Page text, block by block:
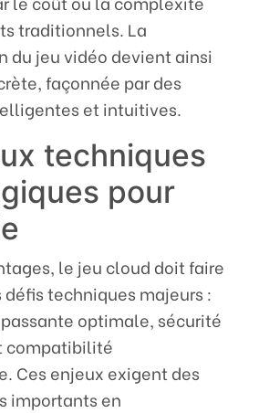
traditionnels. La
du jeu vidéo devient ainsi
façonnée par des
et intuitives.
techniques
pour
le jeu cloud doit faire
techniques majeurs :
optimale, sécurité
compatibilité
Ces enjeux exigent des
importants en